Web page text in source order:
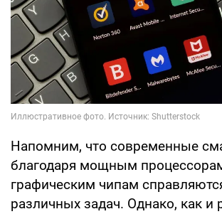
Напомним, что современные
благодаря мощным
графическим чипам
различных задач. Однако, как и